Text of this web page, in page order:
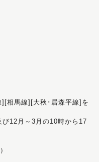
相馬線][大秋･居森平線]を
12月～3月の10時から17